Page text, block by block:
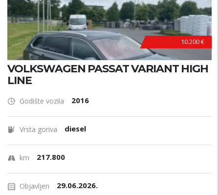
10.200 €
VOLKSWAGEN PASSAT VARIANT HIGH
LINE
Godište vozila 2016
Vrsta goriva diesel
km 217.800
Objavljen 29.06.2026.